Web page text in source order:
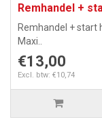
Remhandel +
Remhandel + start
Maxi..
€13,00
Excl. btw: €10,74